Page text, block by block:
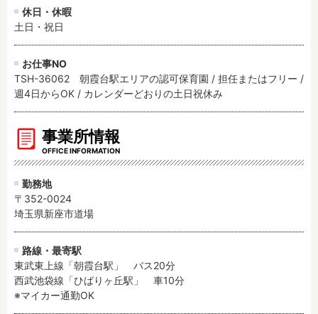
休日・休暇
土日・祝日
お仕事NO
TSH-36062 朝霞台駅エリアの認可保育園 / 担任またはフリー /
週4日からOK / カレンダーどおりの土日祝休み
事業所情報
OFFICE INFORMATION
勤務地
〒352-0024
埼玉県新座市道場
路線・最寄駅
東武東上線「朝霞台駅」　バス20分
西武池袋線「ひばりヶ丘駅」　車10分
※マイカー通勤OK